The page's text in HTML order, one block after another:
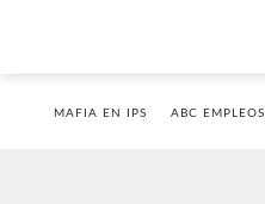
MAFIA EN IPS ABC EMPLEOS